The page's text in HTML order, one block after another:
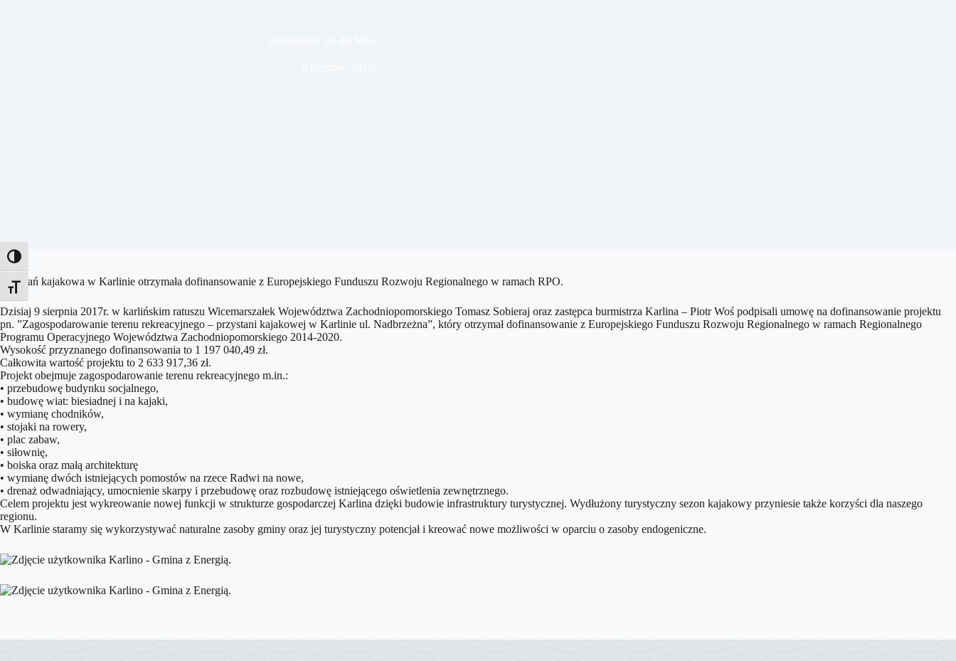
Toggle High Contrast
Toggle Font size
Przystań kajakowa w Karlinie otrzymała dofinansowanie z Europejskiego Funduszu Rozwoju Regionalnego w ramach RPO.
Dzisiaj 9 sierpnia 2017r. w karlińskim ratuszu Wicemarszałek Województwa Zachodniopomorskiego Tomasz Sobieraj oraz zastępca burmistrza Karlina – Piotr Woś podpisali umowę na dofinansowanie projektu
pn. ”Zagospodarowanie terenu rekreacyjnego – przystani kajakowej w Karlinie ul. Nadbrzeżna”, który otrzymał dofinansowanie z Europejskiego Funduszu Rozwoju Regionalnego w ramach Regionalnego
Programu Operacyjnego Województwa Zachodniopomorskiego 2014-2020.
Wysokość przyznanego dofinansowania to 1 197 040,49 zł.
Całkowita wartość projektu to 2 633 917,36 zł.
Projekt obejmuje zagospodarowanie terenu rekreacyjnego m.in.:
• przebudowę budynku socjalnego,
• budowę wiat: biesiadnej i na kajaki,
• wymianę chodników,
• stojaki na rowery,
• plac zabaw,
• siłownię,
• boiska oraz małą architekturę
• wymianę dwóch istniejących pomostów na rzece Radwi na nowe,
• drenaż odwadniający, umocnienie skarpy i przebudowę oraz rozbudowę istniejącego oświetlenia zewnętrznego.
Celem projektu jest wykreowanie nowej funkcji w strukturze gospodarczej Karlina dzięki budowie infrastruktury turystycznej. Wydłużony turystyczny sezon kajakowy przyniesie także korzyści dla naszego
regionu.
W Karlinie staramy się wykorzystywać naturalne zasoby gminy oraz jej turystyczny potencjał i kreować nowe możliwości w oparciu o zasoby endogeniczne.